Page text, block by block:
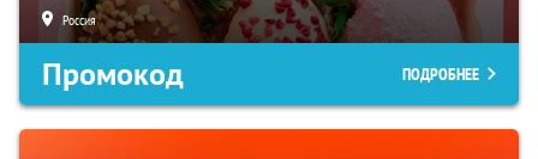
Россия
Промокод ПОДРОБНЕЕ